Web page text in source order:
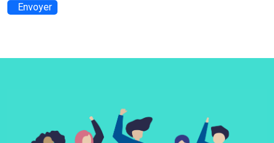
Envoyer